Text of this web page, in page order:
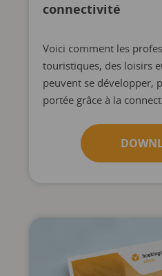
connectivité
Voici comment les
touristiques, des loisirs
peuvent se développer,
portée grâce à la